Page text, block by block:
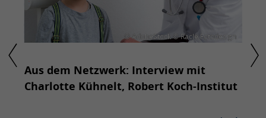
© AdobeStock © Racle Fotodesign
Aus dem Netzwerk: Interview mit
Charlotte Kühnelt, Robert Koch-Institut